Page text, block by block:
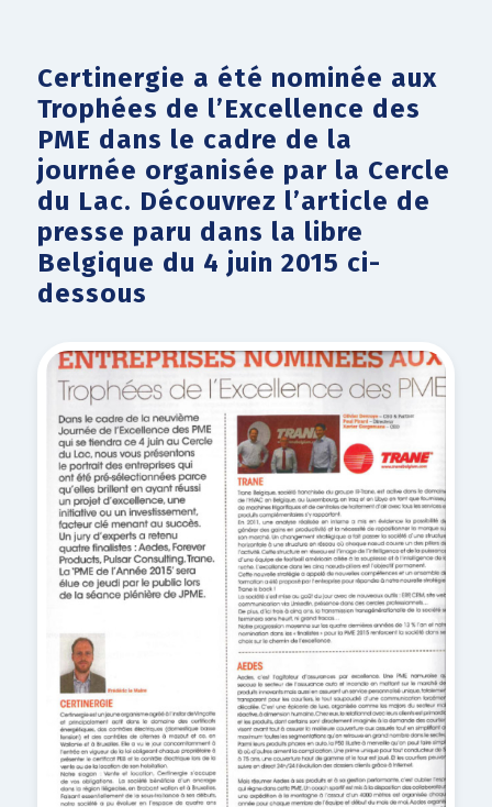
Certinergie a été nominée aux
Trophées de l’Excellence des
PME dans le cadre de la
journée organisée par la Cercle
du Lac. Découvrez l’article de
presse paru dans la libre
Belgique du 4 juin 2015 ci-
dessous